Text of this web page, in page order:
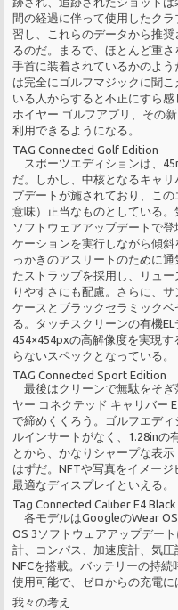
間の経過に伴って使用したク
習し、これらのデータから推
るのだ。まるで、ほとんど重さ
手首に装着されているかのよ
は完全にゴルフマジックに聞
いる人からすると不正にすら
ホイヤー ゴルフアプリ、その
利用できるようになる。
TAG Connected Golf Edition
スポーツエディションは、
だ。しかし、中核となるキャ
プデートが施されており、こ
意味）正当なものとしている
ソフトウェアアップデートで
ケーションを実行しながら傾
っかきのアスリートのために
たストラップを採用し、リュ
りやすさにも配慮。さらに、
ケースとブラックセラミック
る。タッチスクリーンの有機
454×454pxの高解像度を実現
らないスペックとなっている。
TAG Connected Sport Edition
最後はクリーンで無駄をそぎ
ヤー コネクテッド キャリバー
で締めくくろう。ゴルフエデ
ルインサートがなく、1.28inの
とから、かなりシャープな表
はずだ。NFTや写真をイメージ
最適なディスプレイといえる。
Tag Connected Caliber E4
各モデルはGoogleのWear
OS 3ソフトウェアアップデー
計、コンパス、加速度計、気圧
NFCを搭載。バッテリーの持
使用可能で、ゼロからの充電に
我々の考え